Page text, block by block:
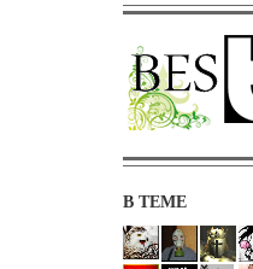
В ТЕМЕ